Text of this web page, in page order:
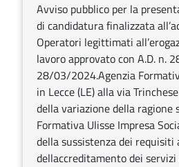
Avviso pubblico per la
di candidatura finalizzata
Operatori legittimati
lavoro approvato con A.D. n.
28/03/2024.Agenzia
in Lecce (LE) alla via
della variazione della ragione
Formativa Ulisse Impresa
della sussistenza dei requisiti
dellaccreditamento dei